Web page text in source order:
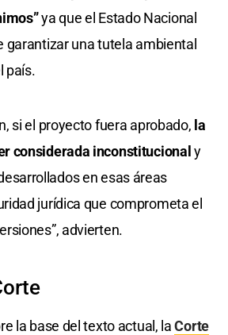
ya que el Estado Nacional
garantizar una tutela ambiental
país.
si el proyecto fuera aprobado, la
considerada inconstitucionaly
en esas áreas
jurídica que comprometa el
advierten.
la base del texto actual, laCorte